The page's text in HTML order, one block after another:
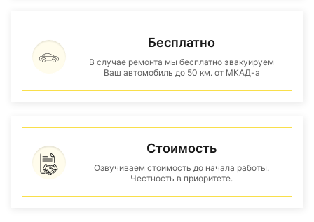
Бесплатно
В случае ремонта мы бесплатно эвакуируем
Ваш автомобиль до 50 км. от МКАД-а
Стоимость
Озвучиваем стоимость до начала работы.
Честность в приоритете.